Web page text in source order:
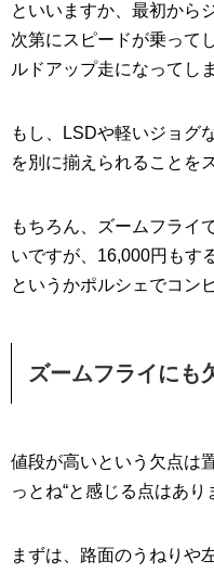
といいますか、最初から
次第にスピードが乗って
ルドアップ走になってし
もし、LSDや軽いジョグ
を別に揃えられることを
もちろん、ズームフライ
いですが、16,000円もす
というかポルシェでコン
ズームフライにも
値段が高いという欠点は
っとね“と感じる点はあり
まずは、路面のうねりや